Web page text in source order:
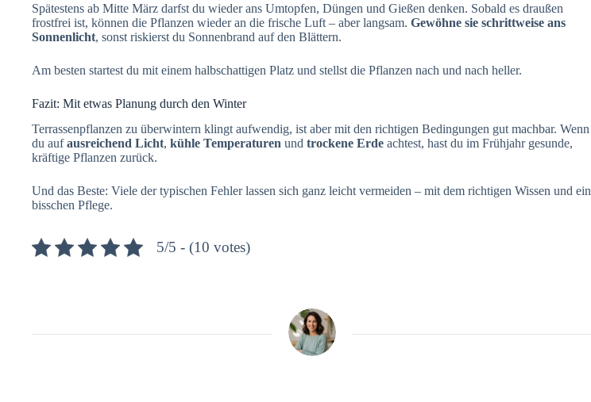
Spätestens ab Mitte März darfst du wieder ans Umtopfen, Düngen und Gießen denken. Sobald es draußen
frostfrei ist, können die Pflanzen wieder an die frische Luft – aber langsam. Gewöhne sie schrittweise ans
Sonnenlicht, sonst riskierst du Sonnenbrand auf den Blättern.
Am besten startest du mit einem halbschattigen Platz und stellst die Pflanzen nach und nach heller.
Fazit: Mit etwas Planung durch den Winter
Terrassenpflanzen zu überwintern klingt aufwendig, ist aber mit den richtigen Bedingungen gut machbar. Wenn
du aufausreichend Licht, kühle Temperaturen und trockene Erde achtest, hast du im Frühjahr gesunde,
kräftige Pflanzen zurück.
Und das Beste: Viele der typischen Fehler lassen sich ganz leicht vermeiden – mit dem richtigen Wissen und ein
bisschen Pflege.
5/5 - (10 votes)